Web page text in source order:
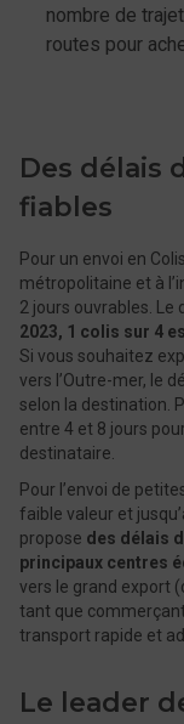
nombre de
routes pour
Des délais
fiables
Pour un envoi en
métropolitaine et à
2 jours ouvrables. Le
2023, 1 colis sur 4
Si vous souhaitez
vers l’Outre-mer, le
selon la destination.
entre 4 et 8 jours
destinataire.
Pour l’envoi de
faible valeur et
propose des délais
principaux centres
vers le grand export
tant que
transport rapide et
Le leader